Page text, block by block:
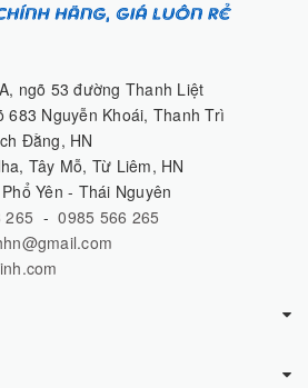
ngõ 53 đường Thanh Liệt
683 Nguyễn Khoái, Thanh Trì
Đằng, HN
Tây Mỗ, Từ Liêm, HN
Yên - Thái Nguyên
265 -0985 566 265